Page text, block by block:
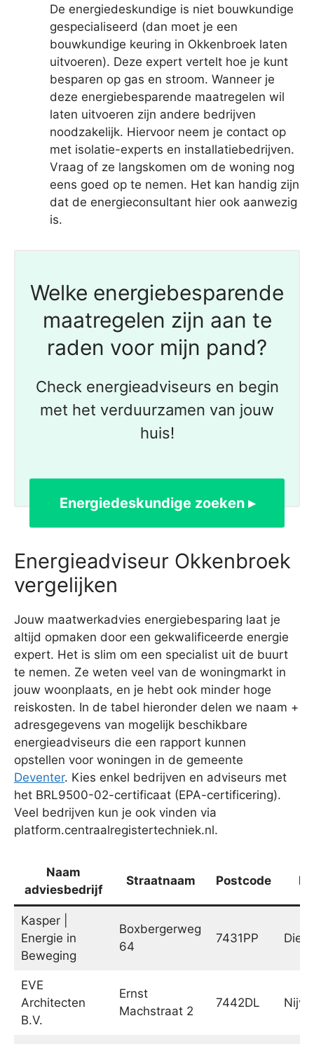
De energiedeskundige is niet bouwkundige
gespecialiseerd (dan moet je een
bouwkundige keuring in Okkenbroek laten
uitvoeren). Deze expert vertelt hoe je kunt
besparen op gas en stroom. Wanneer je
deze energiebesparende maatregelen wil
laten uitvoeren zijn andere bedrijven
noodzakelijk. Hiervoor neem je contact op
met isolatie-experts en installatiebedrijven.
Vraag of ze langskomen om de woning nog
eens goed op te nemen. Het kan handig zijn
dat de energieconsultant hier ook aanwezig
is.
Welke energiebesparende
maatregelen zijn aan te
raden voor mijn pand?
Check energieadviseurs en begin
met het verduurzamen van jouw
huis!
Energiedeskundige zoeken ▸
Energieadviseur Okkenbroek
vergelijken
Jouw maatwerkadvies energiebesparing laat je
altijd opmaken door een gekwalificeerde energie
expert. Het is slim om een specialist uit de buurt
te nemen. Ze weten veel van de woningmarkt in
jouw woonplaats, en je hebt ook minder hoge
reiskosten. In de tabel hieronder delen we naam +
adresgegevens van mogelijk beschikbare
energieadviseurs die een rapport kunnen
opstellen voor woningen in de gemeente
Deventer. Kies enkel bedrijven en adviseurs met
het BRL9500-02-certificaat (EPA-certificering).
Veel bedrijven kun je ook vinden via
platform.centraalregistertechniek.nl.
Naam
adviesbedrijf
Straatnaam Postcode
Kasper |
Energie in
Beweging
Boxbergerweg
64
7431PP
EVE
Architecten
B.V.
Ernst
Machstraat 2
7442DL